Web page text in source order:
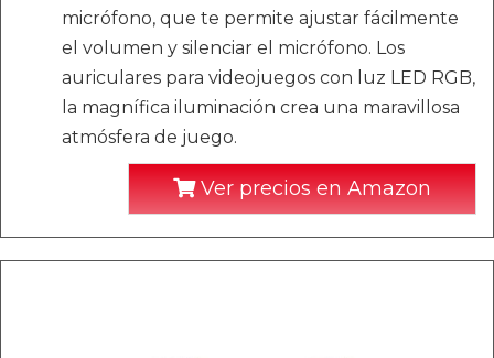
micrófono, que te permite ajustar fácilmente
el volumen y silenciar el micrófono. Los
auriculares para videojuegos con luz LED RGB,
la magnífica iluminación crea una maravillosa
atmósfera de juego.
Ver precios en Amazon